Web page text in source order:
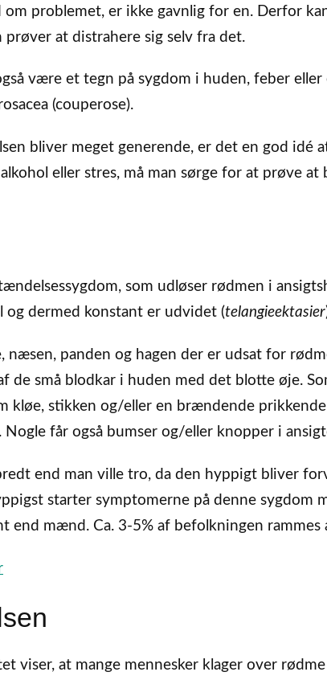
om problemet, er ikke gavnlig for en. Derfor
prøver at distrahere sig selv fra det.
være et tegn på sygdom i huden, feber
(couperose).
bliver meget generende, er det en god idé
eller stres, må man sørge for at prøve
som udløser rødmen i
og dermed konstant er udvidet (telangieektasier
næsen, panden og hagen der er udsat for
de små blodkar i huden med det blotte øje.
kløe, stikken og/eller en brændende
får også bumser og/eller knopper i
end man ville tro, da den hyppigt bliver
starter symptomerne på denne sygdom
end mænd. Ca. 3-5% af befolkningen rammes
viser, at mange mennesker klager over rødme